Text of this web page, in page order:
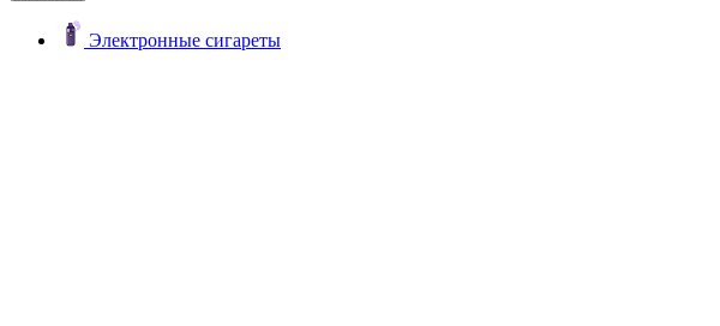
Электронные сигареты